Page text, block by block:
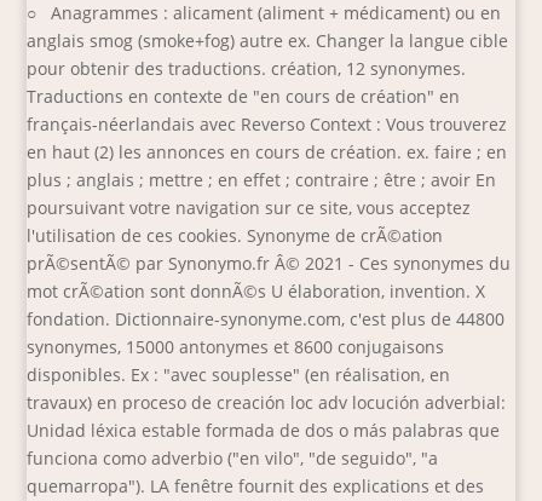
○ Anagrammes : alicament (aliment + médicament) ou en
anglais smog (smoke+fog) autre ex. Changer la langue cible
pour obtenir des traductions. création, 12 synonymes.
Traductions en contexte de "en cours de création" en
français-néerlandais avec Reverso Context : Vous trouverez
en haut (2) les annonces en cours de création. ex. faire ; en
plus ; anglais ; mettre ; en effet ; contraire ; être ; avoir En
poursuivant votre navigation sur ce site, vous acceptez
l'utilisation de ces cookies. Synonyme de crÃ©ation
prÃ©sentÃ© par Synonymo.fr Â© 2021 - Ces synonymes du
mot crÃ©ation sont donnÃ©s U élaboration, invention. X
fondation. Dictionnaire-synonyme.com, c'est plus de 44800
synonymes, 15000 antonymes et 8600 conjugaisons
disponibles. Ex : "avec souplesse" (en réalisation, en
travaux) en proceso de creación loc adv locución adverbial:
Unidad léxica estable formada de dos o más palabras que
funciona como adverbio ("en vilo", "de seguido", "a
quemarropa"). LA fenêtre fournit des explications et des